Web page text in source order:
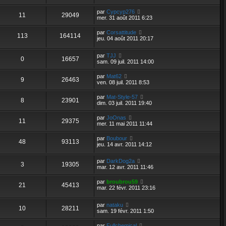
11 29049 par Cypcyp276
mer. 31 août 2011 6:23
113 164114 par Corsattitude
jeu. 04 août 2011 20:17
0 16657 par TJJ
sam. 09 juil. 2011 14:00
9 26463 par Mat62
ven. 08 juil. 2011 8:53
8 23901 par Mat-Style-57
dim. 03 juil. 2011 19:40
11 29375 par JoOnas
mer. 11 mai 2011 11:44
48 93113 par Boubour
jeu. 14 avr. 2011 14:12
3 19305 par DarkDog2a
mar. 12 avr. 2011 11:46
21 45413 par broubrou59
mar. 22 févr. 2011 23:16
10 28211 par nataku
sam. 19 févr. 2011 1:50